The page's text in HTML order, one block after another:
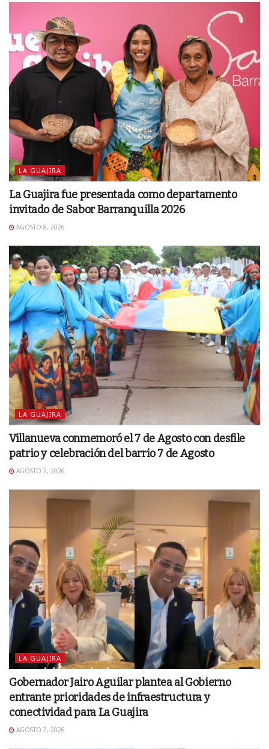
LA GUAJIRA
La Guajira fue presentada como departamento
invitado de Sabor Barranquilla 2026
AGOSTO 8, 2026
LA GUAJIRA
Villanueva conmemoró el 7 de Agosto con desfile
patrio y celebración del barrio 7 de Agosto
AGOSTO 7, 2026
LA GUAJIRA
Gobernador Jairo Aguilar plantea al Gobierno
entrante prioridades de infraestructura y
conectividad para La Guajira
AGOSTO 7, 2026